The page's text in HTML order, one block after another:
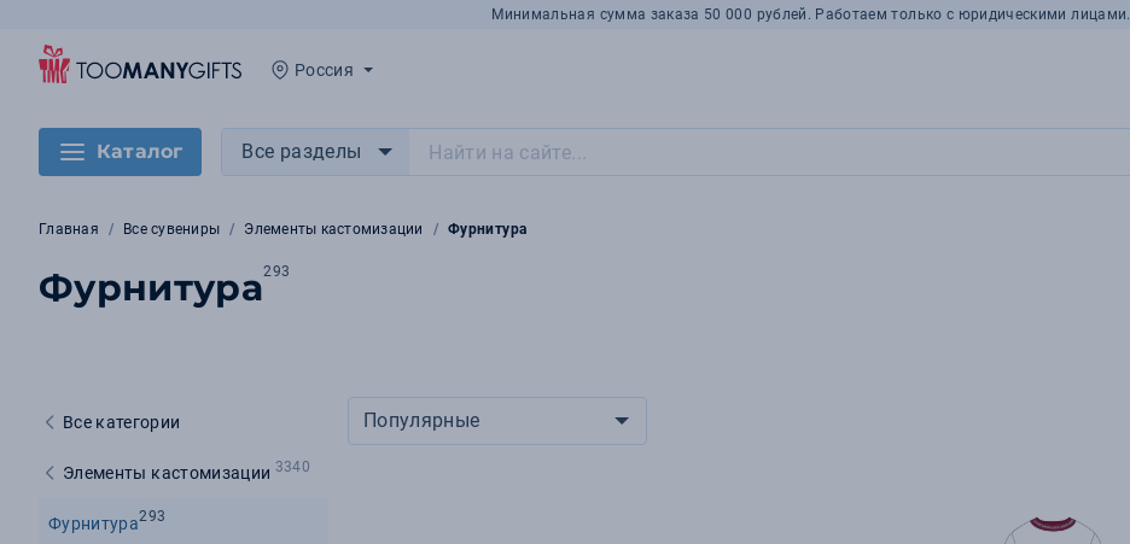
Минимальная сумма заказа 50 000 рублей. Работаем только с юридическими лицами.
Россия
Каталог Все разделы
Главная Все сувениры Элементы кастомизации Фурнитура
Фурнитура293
Все категории
Элементы кастомизации 3340
Фурнитура293
Популярные